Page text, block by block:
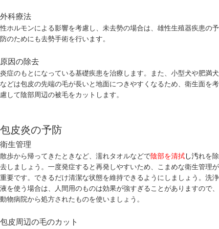
外科療法
性ホルモンによる影響を考慮し、未去勢の場合は、雄性生殖器疾患の予
防のためにも去勢手術を行います。
原因の除去
炎症のもとになっている基礎疾患を治療します。また、小型犬や肥満犬
などは包皮の先端の毛が長いと地面につきやすくなるため、衛生面を考
慮して陰部周辺の被毛をカットします。
包皮炎の予防
衛生管理
散歩から帰ってきたときなど、濡れタオルなどで陰部を清拭し汚れを除
去しましょう。一度発症すると再発しやすいため、こまめな衛生管理が
重要です。できるだけ清潔な状態を維持できるようにしましょう。洗浄
液を使う場合は、人間用のものは効果が強すぎることがありますので、
動物病院から処方されたものを使いましょう。
包皮周辺の毛のカット